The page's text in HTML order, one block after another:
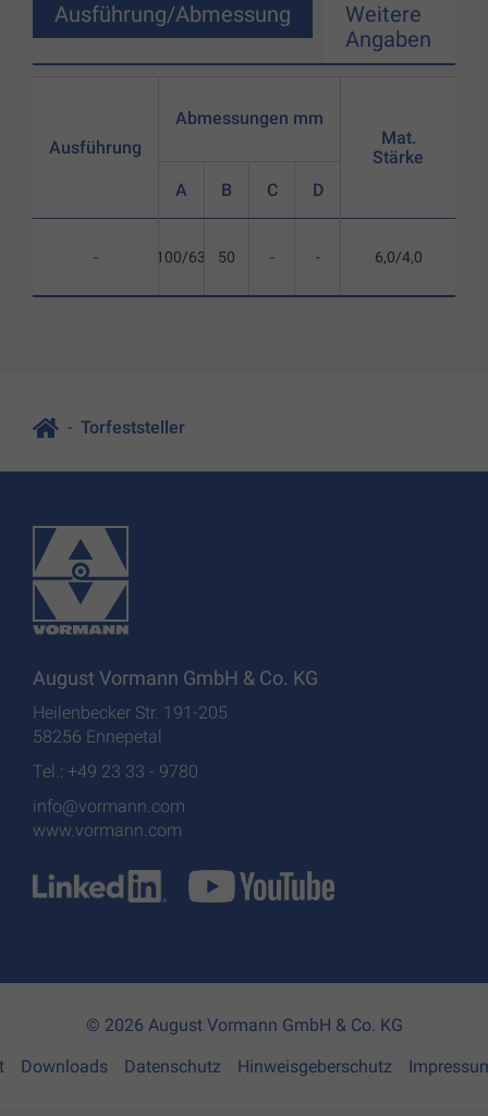
Ausführung/Abmessung
Weitere
Angaben
Ausführung
-
Abmessungen mm
A B C D
100/63 50 - -
Mat.
Stärke
6,0/4,0
Torfeststeller
August Vormann GmbH & Co. KG
Heilenbecker Str. 191-205
58256 Ennepetal
Tel.: +49 23 33 - 9780
info@vormann.com
www.vormann.com
© 2026 August Vormann GmbH & Co. KG
Downloads Datenschutz Hinweisgeberschutz